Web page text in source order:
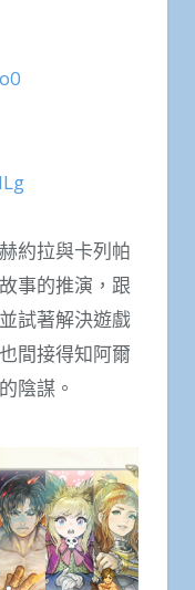
約拉與卡列帕
事的推演，跟
試著解決遊戲
間接得知阿爾
陰謀。